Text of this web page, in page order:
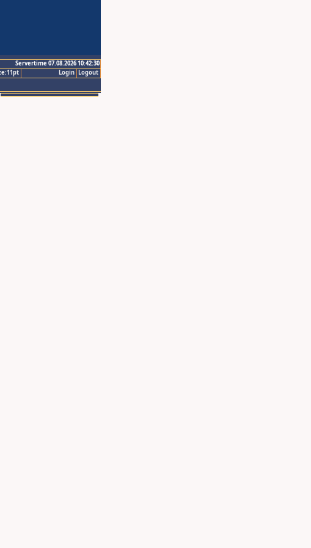
Servertime 07.08.2026 10:42:30
Logout
Login